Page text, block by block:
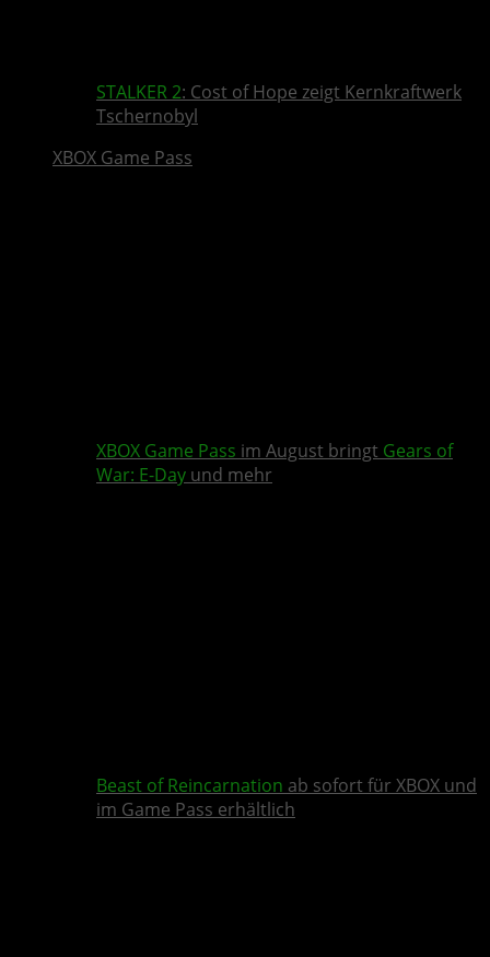
STALKER 2: Cost of Hope zeigt Kernkraftwerk
Tschernobyl
XBOX Game Pass
XBOX Game Pass im August bringt Gears of
War: E-Day und mehr
Beast of Reincarnation ab sofort für XBOX und
im Game Pass erhältlich